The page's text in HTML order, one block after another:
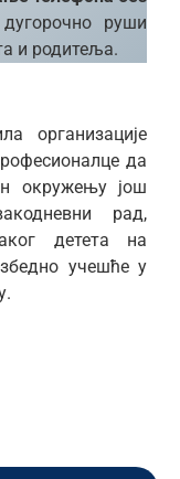
руши
и родитеља.
организације
да
окружењу још
рад,
детета на
учешће у